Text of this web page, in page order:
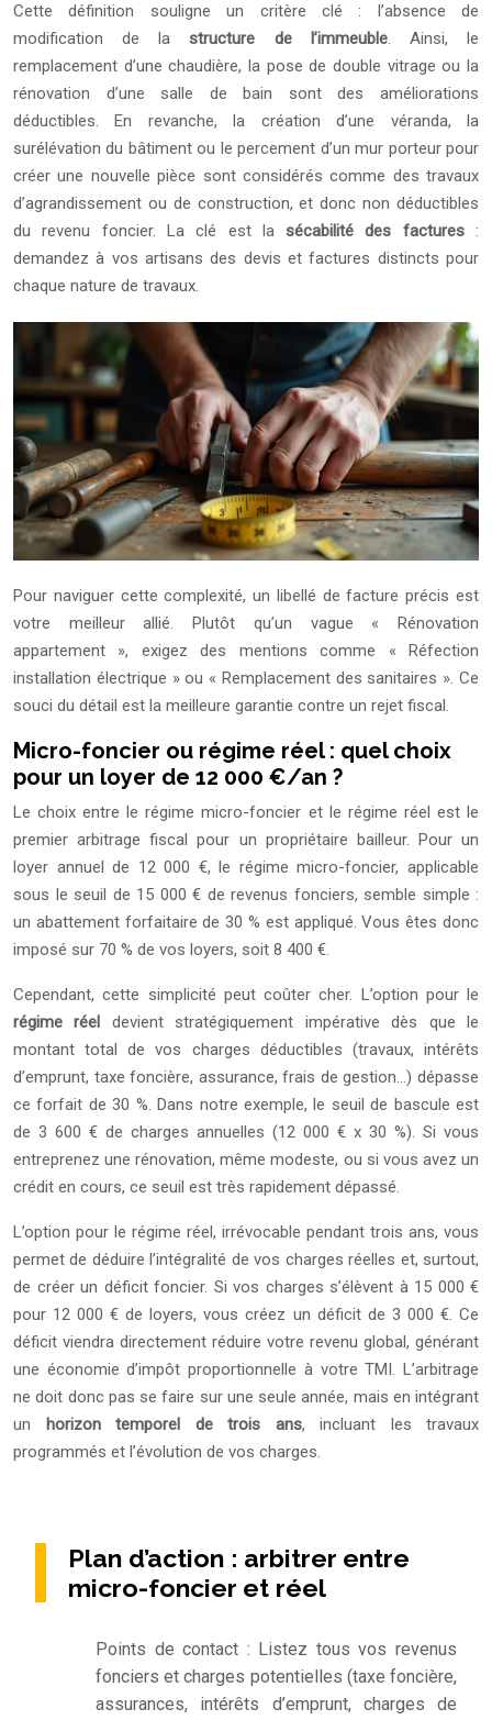
Cette définition souligne un critère clé : l’absence de
modification de lastructure de l’immeuble. Ainsi, le
remplacement d’une chaudière, la pose de double vitrage ou la
rénovation d’une salle de bain sont des améliorations
déductibles. En revanche, la création d’une véranda, la
surélévation du bâtiment ou le percement d’un mur porteur pour
créer une nouvelle pièce sont considérés comme des travaux
d’agrandissement ou de construction, et donc non déductibles
du revenu foncier. La clé est lasécabilité des factures:
demandez à vos artisans des devis et factures distincts pour
chaque nature de travaux.
Pour naviguer cette complexité, un libellé de facture précis est
votre meilleur allié. Plutôt qu’un vague « Rénovation
appartement », exigez des mentions comme « Réfection
installation électrique » ou « Remplacement des sanitaires ». Ce
souci du détail est la meilleure garantie contre un rejet fiscal.
Micro-foncier ou régime réel : quel choix
pour un loyer de 12 000 €/an ?
Le choix entre le régime micro-foncier et le régime réel est le
premier arbitrage fiscal pour un propriétaire bailleur. Pour un
loyer annuel de 12 000 €, le régime micro-foncier, applicable
sous le seuil de 15 000 € de revenus fonciers, semble simple :
un abattement forfaitaire de 30 % est appliqué. Vous êtes donc
imposé sur 70 % de vos loyers, soit 8 400 €.
Cependant, cette simplicité peut coûter cher. L’option pour le
régime réel devient stratégiquement impérative dès que le
montant total de vos charges déductibles (travaux, intérêts
d’emprunt, taxe foncière, assurance, frais de gestion…) dépasse
ce forfait de 30 %. Dans notre exemple, le seuil de bascule est
de 3 600 € de charges annuelles (12 000 € x 30 %). Si vous
entreprenez une rénovation, même modeste, ou si vous avez un
crédit en cours, ce seuil est très rapidement dépassé.
L’option pour le régime réel, irrévocable pendant trois ans, vous
permet de déduire l’intégralité de vos charges réelles et, surtout,
de créer un déficit foncier. Si vos charges s’élèvent à 15 000 €
pour 12 000 € de loyers, vous créez un déficit de 3 000 €. Ce
déficit viendra directement réduire votre revenu global, générant
une économie d’impôt proportionnelle à votre TMI. L’arbitrage
ne doit donc pas se faire sur une seule année, mais en intégrant
un horizon temporel de trois ans, incluant les travaux
programmés et l’évolution de vos charges.
Plan d’action : arbitrer entre
micro-foncier et réel
Points de contact : Listez tous vos revenus
fonciers et charges potentielles (taxe foncière,
assurances, intérêts d’emprunt, charges de